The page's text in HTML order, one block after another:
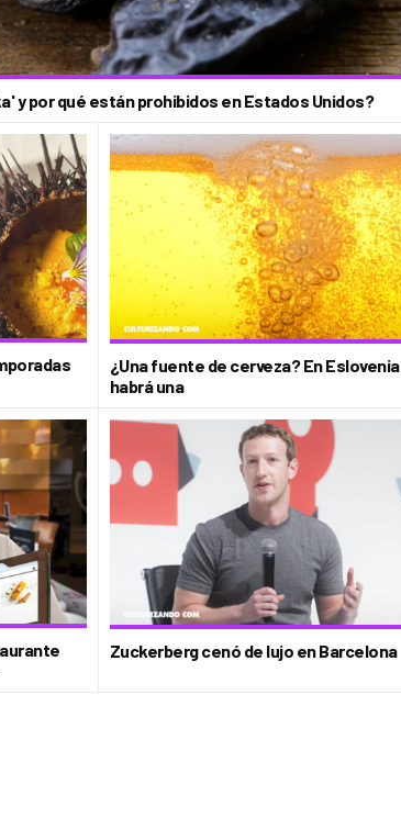
y por qué están prohibidos en Estados Unidos?
¿Una fuente de cerveza? En Eslovenia
habrá una
Zuckerberg cenó de lujo en Barcelona